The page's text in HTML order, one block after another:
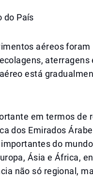
do País
aéreos foram
aterragens
está
em termos de
dos Emirados
do
Ásia e África,
não só regional,